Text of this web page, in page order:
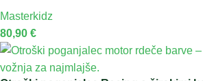
Masterkidz
80,90 €